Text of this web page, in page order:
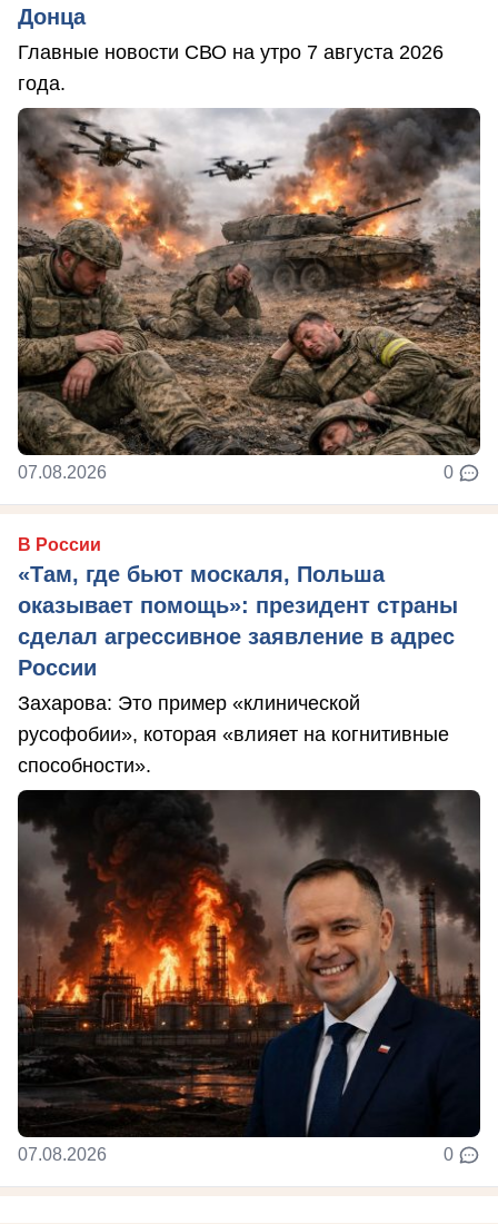
Донца
Главные новости СВО на утро 7 августа 2026
года.
07.08.2026 0
В России
«Там, где бьют москаля, Польша
оказывает помощь»: президент страны
сделал агрессивное заявление в адрес
России
Захарова: Это пример «клинической
русофобии», которая «влияет на когнитивные
способности».
07.08.2026 0